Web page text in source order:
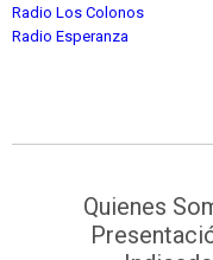
Radio Los Colonos
Radio Esperanza
Quienes